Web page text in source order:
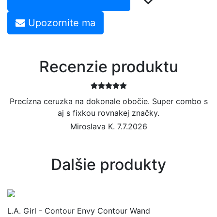
Upozornite ma
Recenzie produktu
Precízna ceruzka na dokonale obočie. Super combo s
aj s fixkou rovnakej značky.
Miroslava K. 7.7.2026
Dalšie produkty
L.A. Girl - Contour Envy Contour Wand